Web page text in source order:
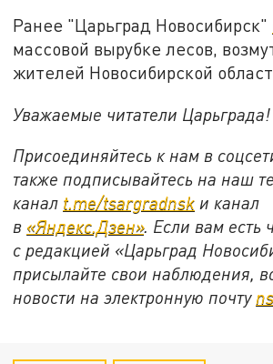
Ранее "Царьград Новосибирск"
массовой вырубке лесов,
жителей Новосибирской
Уважаемые читатели Царьграда!
Присоединяйтесь к нам в
также подписывайтесь на наш
канал t.me/tsargradnsk и канал
в «Яндекс.Дзен». Если вам есть
с редакцией «Царьград
присылайте свои наблюдения,
новости на электронную почту